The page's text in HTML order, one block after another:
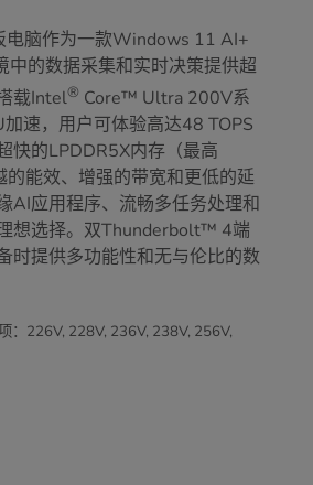
电脑作为一款Windows 11 AI+
中的数据采集和实时决策提供超
载Intel® Core™ Ultra 200V系
速，用户可体验高达48 TOPS
快的LPDDR5X内存（最高
能效、增强的带宽和更低的延
AI应用程序、流畅多任务处理和
想选择。双Thunderbolt™ 4端
时提供多功能性和无与伦比的数
：226V, 228V, 236V, 238V, 256V,